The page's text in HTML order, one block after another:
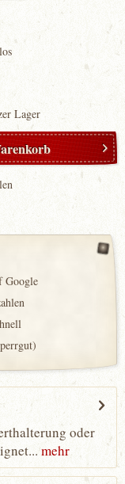
Lager
Google
oder
mehr